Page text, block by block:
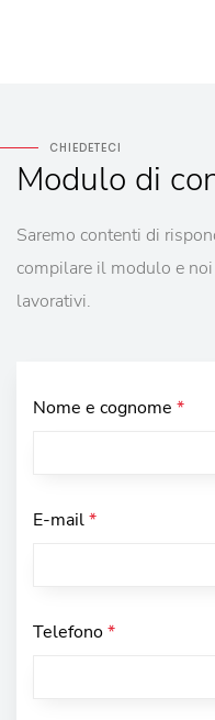
CHIEDETECI
Modulo di
Saremo contenti di
compilare il modulo e
lavorativi.
Nome e cognome *
E-mail*
Telefono*